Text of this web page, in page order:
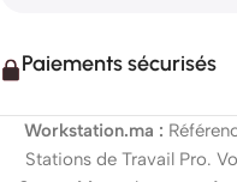
Paiements sécurisés
Workstation.ma :
Stations de Travail Pro.